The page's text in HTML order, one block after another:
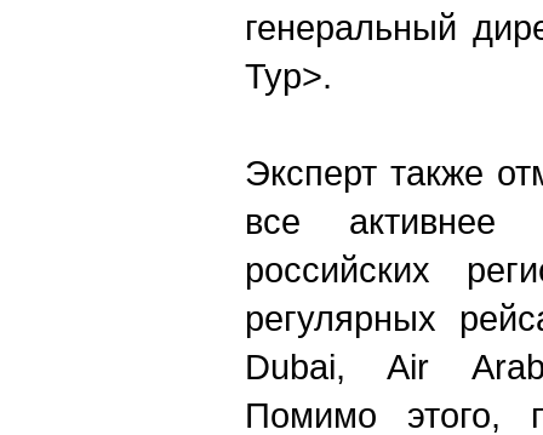
генеральный
Тур>.
Эксперт также
все активнее
российских
регулярных
Dubai, Air
Помимо этого,